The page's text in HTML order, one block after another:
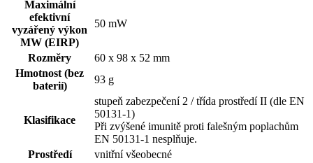
Maximální
efektivní
vyzářený výkon
MW (EIRP)
50 mW
Rozměry
60 x 98 x 52 mm
Hmotnost (bez
baterií)
93 g
Klasifikace
stupeň zabezpečení 2 / třída prostředí II (dle EN
50131-1)
Při zvýšené imunitě proti falešným poplachům
EN 50131-1 nesplňuje.
Prostředí
vnitřní všeobecné